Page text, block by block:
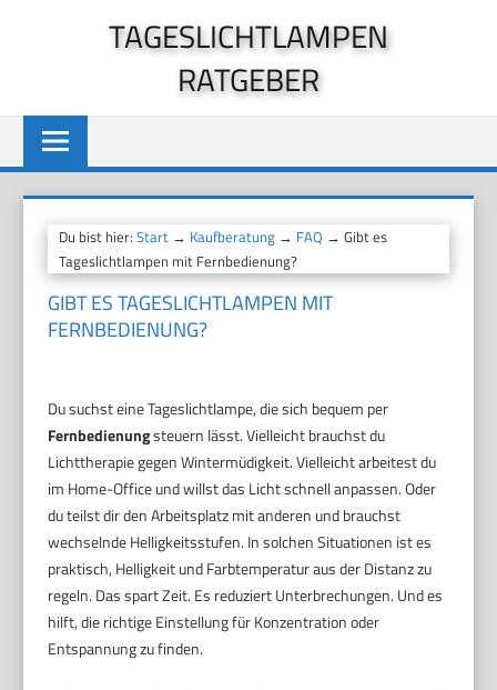
TAGESLICHTLAMPEN
RATGEBER
Du bist hier:Start → Kaufberatung → FAQ → Gibt es
Tageslichtlampen mit Fernbedienung?
GIBT ES TAGESLICHTLAMPEN MIT
FERNBEDIENUNG?
Du suchst eine Tageslichtlampe, die sich bequem per
Fernbedienungsteuern lässt. Vielleicht brauchst du
Lichttherapie gegen Wintermüdigkeit. Vielleicht arbeitest du
im Home-Office und willst das Licht schnell anpassen. Oder
du teilst dir den Arbeitsplatz mit anderen und brauchst
wechselnde Helligkeitsstufen. In solchen Situationen ist es
praktisch, Helligkeit und Farbtemperatur aus der Distanz zu
regeln. Das spart Zeit. Es reduziert Unterbrechungen. Und es
hilft, die richtige Einstellung für Konzentration oder
Entspannung zu finden.